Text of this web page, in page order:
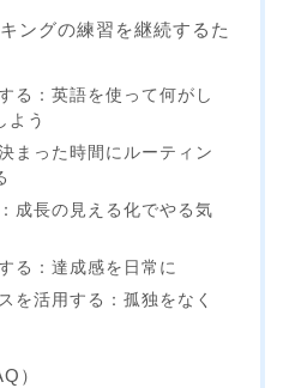
ングの練習を継続するた
る：英語を使って何がし
よう
まった時間にルーティン
成長の見える化でやる気
る：達成感を日常に
を活用する：孤独をなく
）